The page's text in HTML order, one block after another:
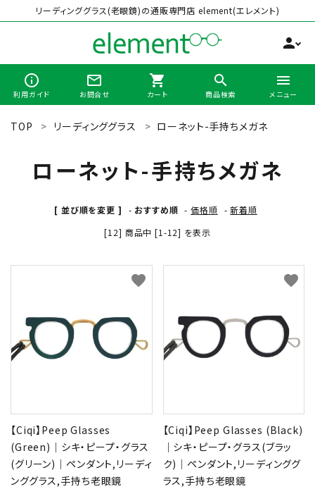
リーディンググラス(老眼鏡)の通販専門店 element(エレメント)
person
info_outline
利用ガイド
mail_outline
お問合せ
shopping_cart
カート
search
商品検索
menu
メニュー
search
形から選ぶ
価格帯から選ぶ
SALE
TOP リーディンググラス ローネット-手持ちメガネ
ローネット-手持ちメガネ
[ 並び順を変更 ] - おすすめ順 -価格順 -新着順
[12] 商品中 [1-12] を表示
【Ciqi】Peep Glasses
(Green)｜シキ・ピープ・グラス
(グリーン)｜ペンダント,リーディ
ンググラス,手持ち老眼鏡
favorite
【Ciqi】Peep Glasses (Black)
｜シキ・ピープ・グラス(ブラッ
ク)｜ペンダント,リーディンググ
ラス,手持ち老眼鏡
favorite